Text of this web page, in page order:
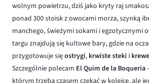
wolnym powietrzu, dziś jako kryty raj
ponad 300 stoisk z owocami morza, szynką
manchego, świeżymi sokami i egzotycznymi
targu znajdują się kultowe bary, gdzie na
przygotowuje sięostrygi, krwiste steki i
Szczególnie polecam El Quim de la Boqueria
którym trzeba czasem czekać w kolejce, ale